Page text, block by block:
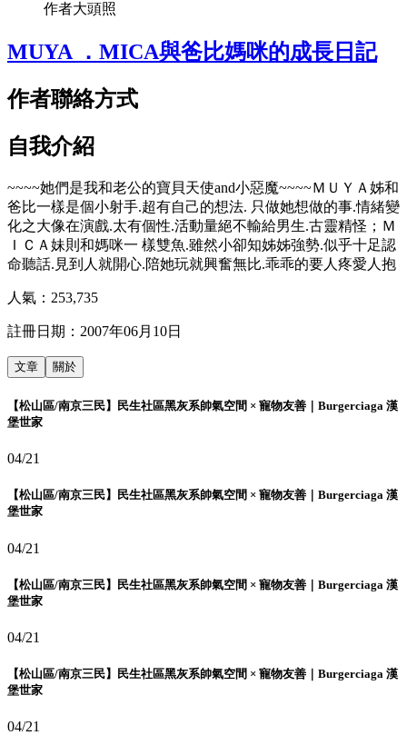
作者大頭照
MUYA ．MICA與爸比媽咪的成長日記
作者聯絡方式
自我介紹
~~~~她們是我和老公的寶貝天使and小惡魔~~~~ＭＵＹＡ姊和
爸比一樣是個小射手.超有自己的想法. 只做她想做的事.情緒變
化之大像在演戲.太有個性.活動量絕不輸給男生.古靈精怪；Ｍ
ＩＣＡ妹則和媽咪一 樣雙魚.雖然小卻知姊姊強勢.似乎十足認
命聽話.見到人就開心.陪她玩就興奮無比.乖乖的要人疼愛人抱
人氣： 253,735
註冊日期： 2007年06月10日
文章 關於
【松山區/南京三民】民生社區黑灰系帥氣空間 × 寵物友善｜Burgerciaga 漢
堡世家
04/21
【松山區/南京三民】民生社區黑灰系帥氣空間 × 寵物友善｜Burgerciaga 漢
堡世家
04/21
【松山區/南京三民】民生社區黑灰系帥氣空間 × 寵物友善｜Burgerciaga 漢
堡世家
04/21
【松山區/南京三民】民生社區黑灰系帥氣空間 × 寵物友善｜Burgerciaga 漢
堡世家
04/21